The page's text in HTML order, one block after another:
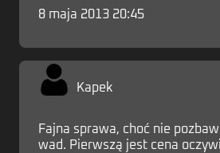
8 maja 2013 20:45
Kapek
Fajna sprawa, choć nie
wad. Pierwszą jest cena